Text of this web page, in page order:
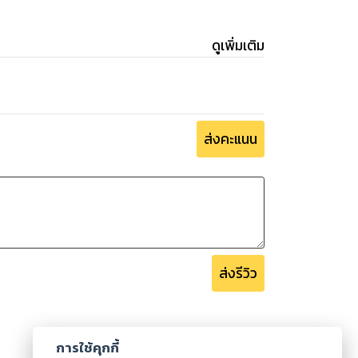
ดูเพิ่มเติม
ส่งคะแนน
ส่งรีวิว
การใช้คุกกี้